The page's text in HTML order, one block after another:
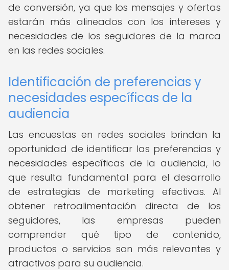
de conversión, ya que los mensajes y ofertas
estarán más alineados con los intereses y
necesidades de los seguidores de la marca
en las redes sociales.
Identificación de preferencias y
necesidades específicas de la
audiencia
Las encuestas en redes sociales brindan la
oportunidad de identificar las preferencias y
necesidades específicas de la audiencia, lo
que resulta fundamental para el desarrollo
de estrategias de marketing efectivas. Al
obtener retroalimentación directa de los
seguidores, las empresas pueden
comprender qué tipo de contenido,
productos o servicios son más relevantes y
atractivos para su audiencia.